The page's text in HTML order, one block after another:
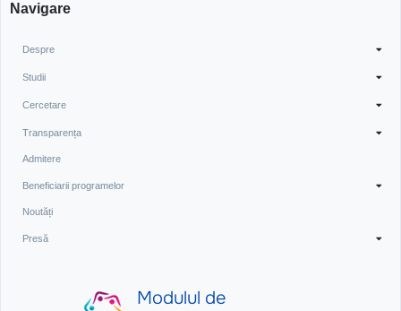
Navigare
Despre
Studii
Cercetare
Transparența
Admitere
Beneficiarii programelor
Noutăți
Presă